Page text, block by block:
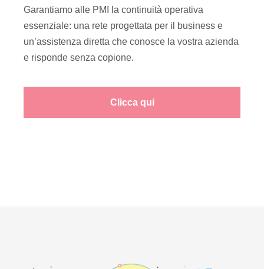
Garantiamo alle PMI la continuità operativa
essenziale: una rete progettata per il business e
un’assistenza diretta che conosce la vostra azienda
e risponde senza copione.
Clicca qui